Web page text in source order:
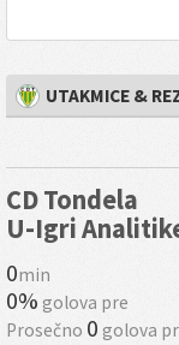
UTAKMICE &
CD Tondela
U-Igri
0min
0% golova pre
Prosečno 0 golova